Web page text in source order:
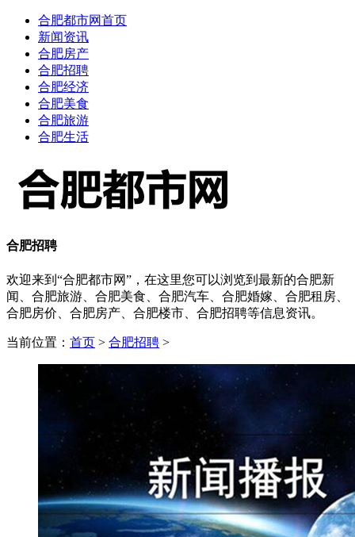
合肥都市网首页
新闻资讯
合肥房产
合肥招聘
合肥经济
合肥美食
合肥旅游
合肥生活
合肥招聘
欢迎来到“合肥都市网”，在这里您可以浏览到最新的合肥新
闻、合肥旅游、合肥美食、合肥汽车、合肥婚嫁、合肥租房、
合肥房价、合肥房产、合肥楼市、合肥招聘等信息资讯。
当前位置： 首页 > 合肥招聘 >